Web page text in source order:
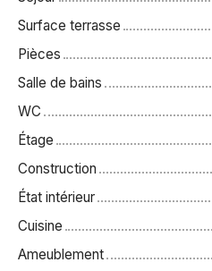
Surface terrasse
Pièces
Salle de bains
WC
Étage
Construction
État intérieur
Cuisine
Ameublement